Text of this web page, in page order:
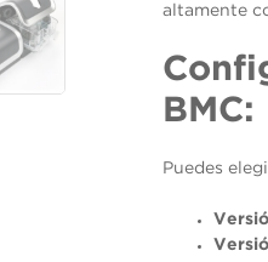
altamente
BMC:
Puedes